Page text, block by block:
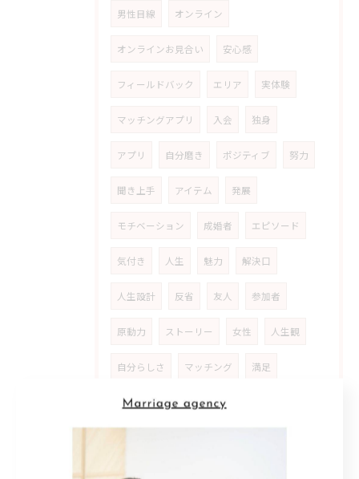
男性目線 オンライン
オンラインお見合い 安心感
フィールドバック エリア 実体験
マッチングアプリ 入会 独身
アプリ 自分磨き ポジティブ 努力
聞き上手 アイテム 発展
モチベーション 成婚者 エピソード
気付き 人生 魅力 解決口
人生設計 反省 友人 参加者
原動力 ストーリー 女性 人生観
自分らしさ マッチング 満足
地元密着型 信頼感